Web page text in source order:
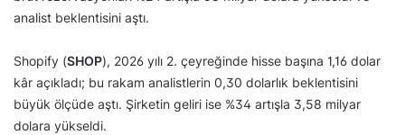
analist beklentisini aştı.
Shopify (SHOP), 2026 yılı 2. çeyreğinde hisse başına 1,16 dolar
kâr açıkladı; bu rakam analistlerin 0,30 dolarlık beklentisini
büyük ölçüde aştı. Şirketin geliri ise %34 artışla 3,58 milyar
dolara yükseldi.